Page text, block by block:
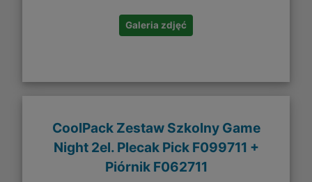
Galeria zdjęć
CoolPack Zestaw Szkolny Game
Night 2el. Plecak Pick F099711 +
Piórnik F062711